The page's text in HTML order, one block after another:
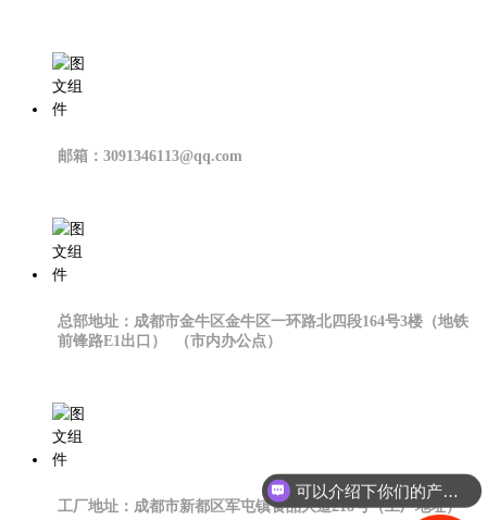
邮箱：3091346113@qq.com
总部地址：成都市金牛区金牛区一环路北四段164号3楼（地铁
前锋路E1出口） （市内办公点）
工厂地址：成都市新都区军屯镇食品大道218号（工厂地址）
可以介绍下你们的产品么？
你们是怎么收费的呢？